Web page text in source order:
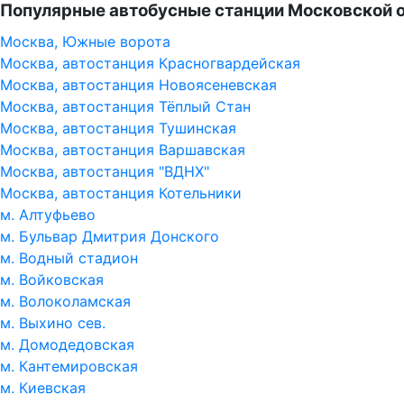
Популярные автобусные станции Московской
Москва, Южные ворота
Москва, автостанция Красногвардейская
Москва, автостанция Новоясеневская
Москва, автостанция Тёплый Стан
Москва, автостанция Тушинская
Москва, автостанция Варшавская
Москва, автостанция "ВДНХ"
Москва, автостанция Котельники
м. Алтуфьево
м. Бульвар Дмитрия Донского
м. Водный стадион
м. Войковская
м. Волоколамская
м. Выхино сев.
м. Домодедовская
м. Кантемировская
м. Киевская